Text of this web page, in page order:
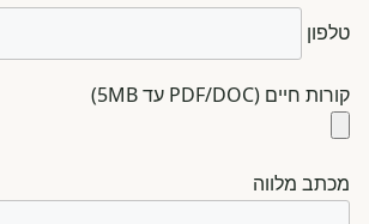
טלפון
קורות חיים (PDF/DOC עד 5MB)
מכתב מלווה